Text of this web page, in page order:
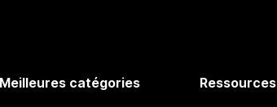
Meilleures catégories Ressources